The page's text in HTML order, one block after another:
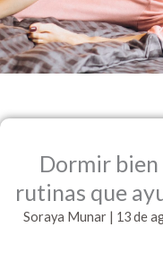
Dormir
rutinas que
Soraya Munar | 13 de